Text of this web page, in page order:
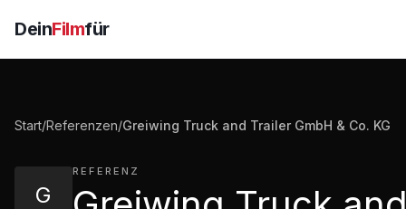
DeinFilmfür
Start/Referenzen/Greiwing Truck and Trailer GmbH & Co. KG
G
REFERENZ